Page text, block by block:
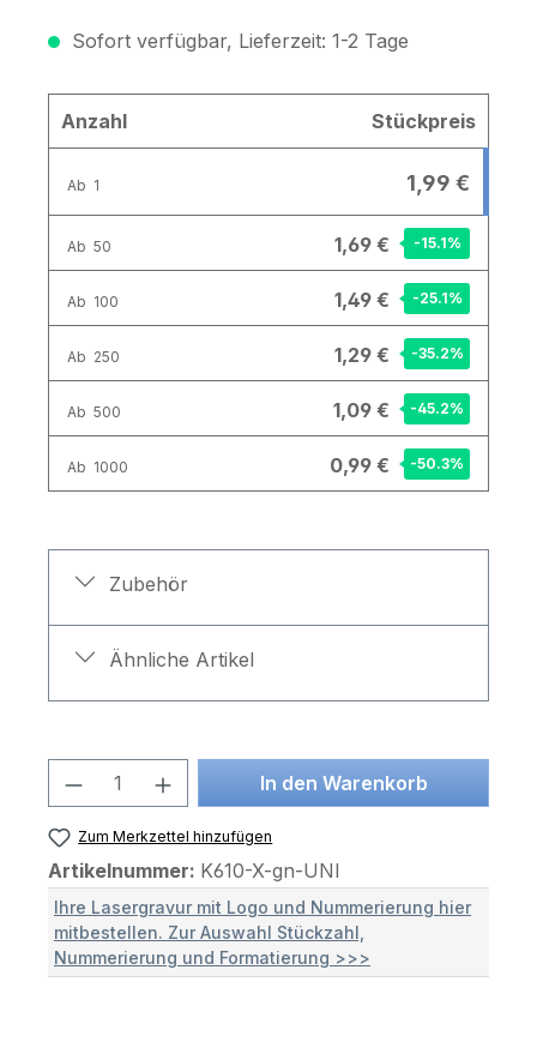
Sofort verfügbar, Lieferzeit: 1-2 Tage
Anzahl Stückpreis
Ab 1 1,99 €
Ab 50 1,69 € -15.1%
Ab 100 1,49 € -25.1%
Ab 250 1,29 € -35.2%
Ab 500 1,09 € -45.2%
Ab 1000 0,99 € -50.3%
Zubehör
Ähnliche Artikel
Produkt Anzahl: Gib den
In den Warenkorb
Zum Merkzettel hinzufügen
Artikelnummer: K610-X-gn-UNI
Ihre Lasergravur mit Logo und Nummerierung hier
mitbestellen. Zur Auswahl Stückzahl,
Nummerierung und Formatierung >>>